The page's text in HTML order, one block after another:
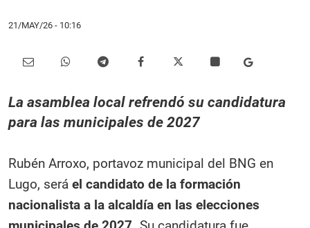
21/MAY/26 - 10:16
La asamblea local refrendó su candidatura
para las municipales de 2027
Rubén Arroxo, portavoz municipal del BNG en
Lugo, será el candidato de la formación
nacionalista a la alcaldía en las elecciones